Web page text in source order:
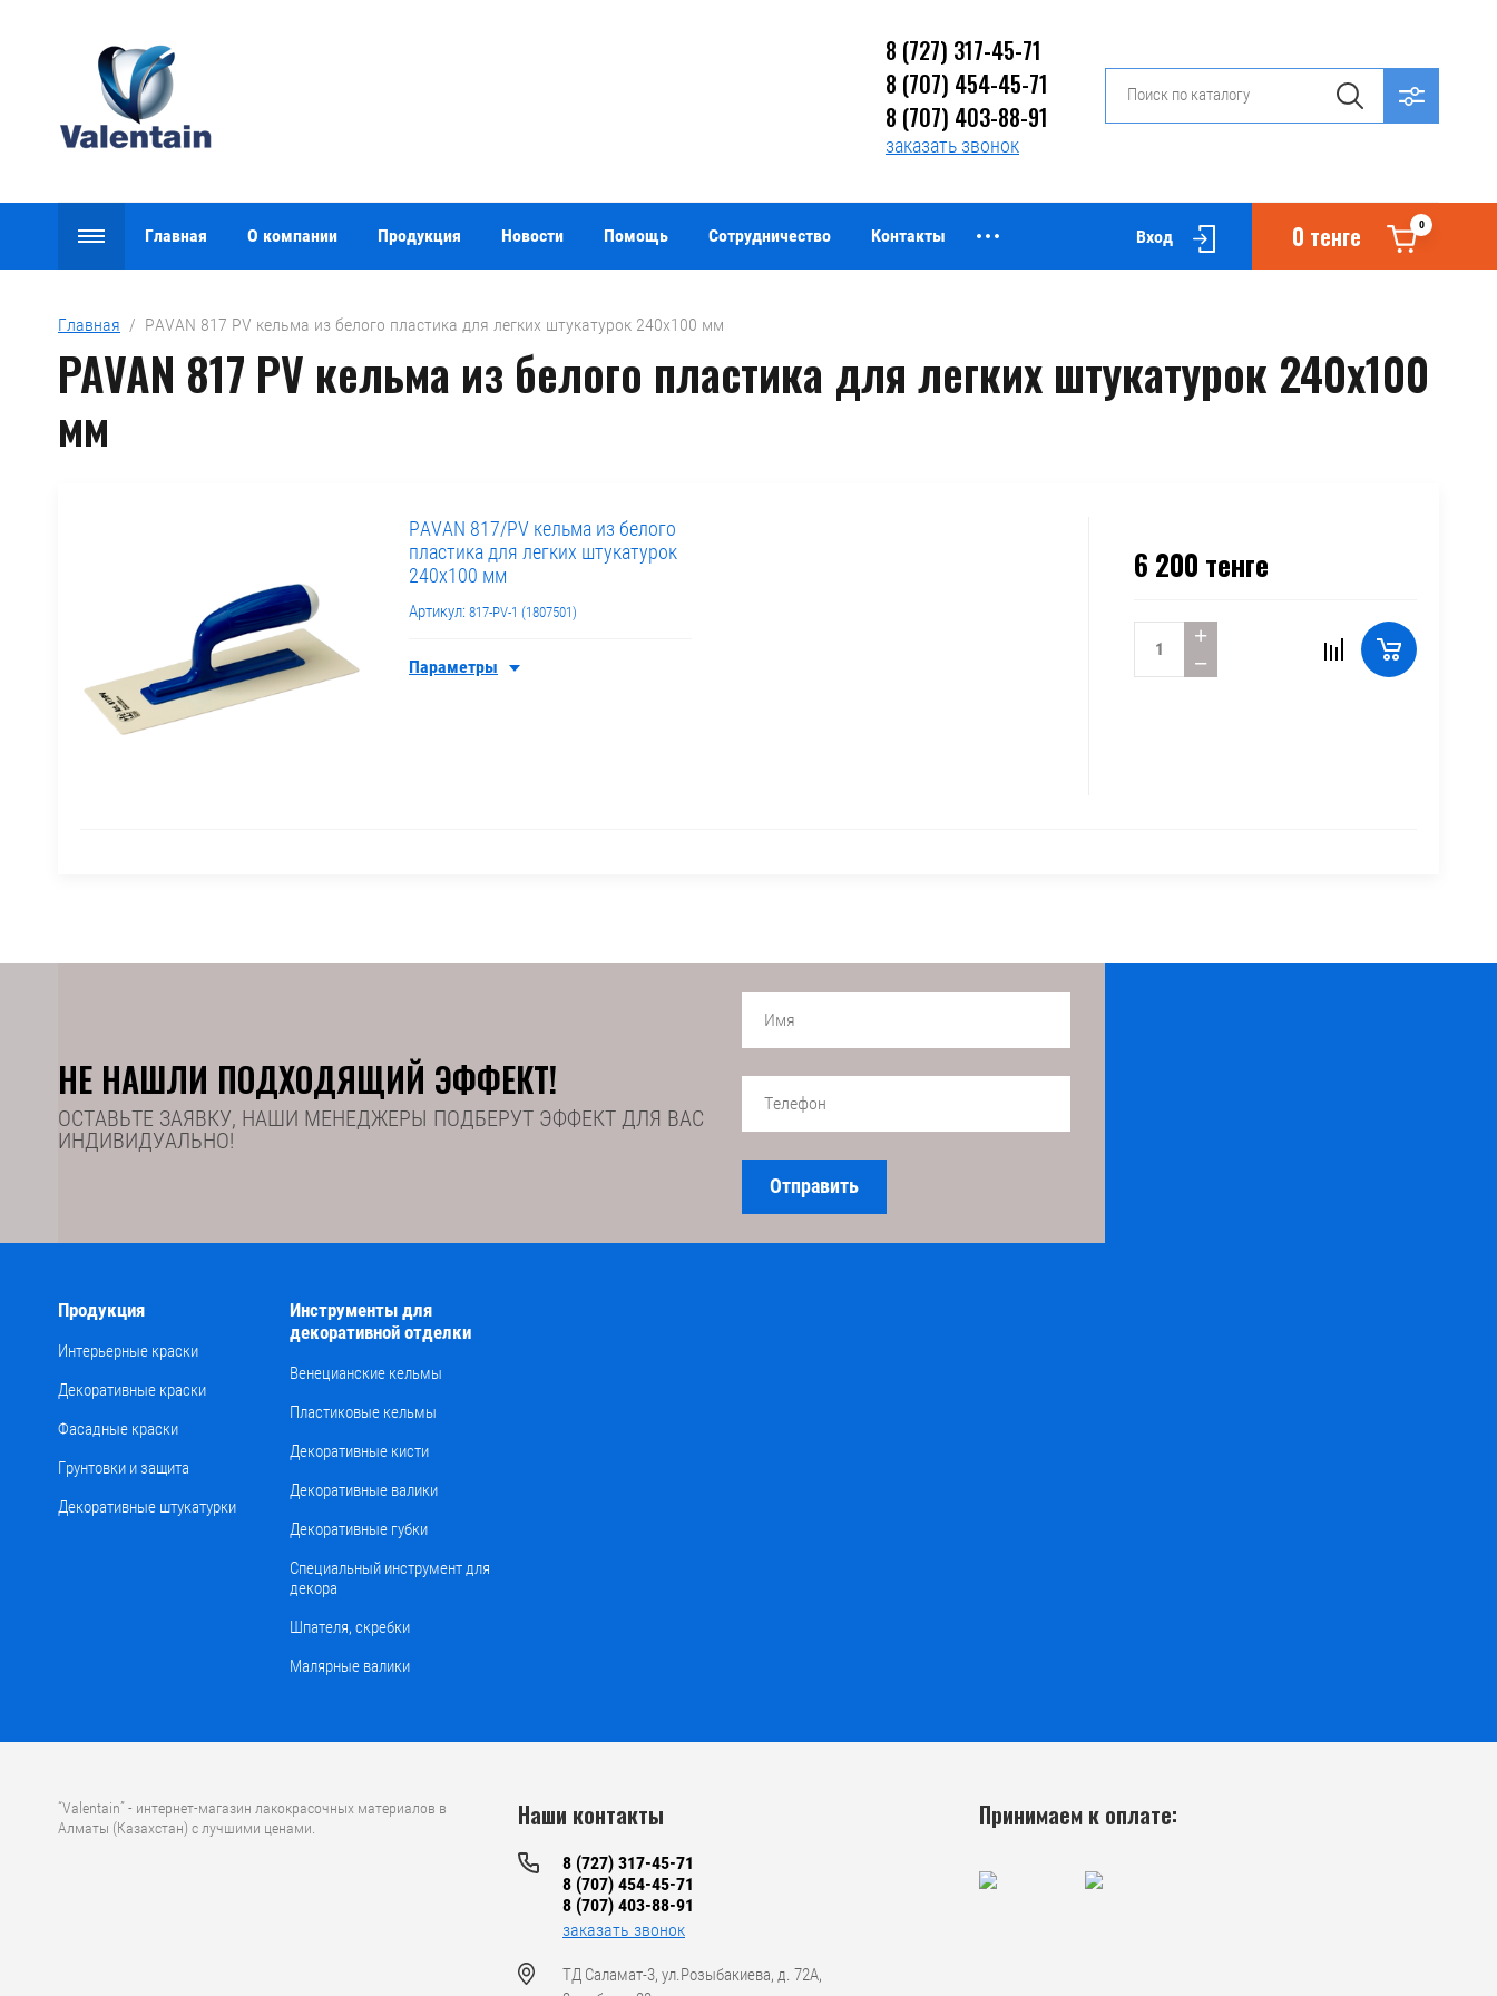
Главная О компании Продукция Новости Помощь Сотрудничество Контакты Вход 0 тенге 0
8 (727) 317-45-71
8 (707) 454-45-71
8 (707) 403-88-91
заказать звонок
Главная
  /  PAVAN 817 PV кельма из белого пластика для легких штукатурок 240х100 мм
PAVAN 817 PV кельма из белого пластика для легких штукатурок 240х100
мм
PAVAN 817/PV кельма из белого
пластика для легких штукатурок
240х100 мм
Артикул: 817-PV-1 (1807501)
Параметры
6 200 тенге
+
−
НЕ НАШЛИ ПОДХОДЯЩИЙ ЭФФЕКТ!
ОСТАВЬТЕ ЗАЯВКУ, НАШИ МЕНЕДЖЕРЫ ПОДБЕРУТ ЭФФЕКТ ДЛЯ ВАС
ИНДИВИДУАЛЬНО!
Отправить
Продукция
Интерьерные краски
Декоративные краски
Фасадные краски
Грунтовки и защита
Декоративные штукатурки
Инструменты для
декоративной отделки
Венецианские кельмы
Пластиковые кельмы
Декоративные кисти
Декоративные валики
Декоративные губки
Специальный инструмент для
декора
Шпателя, скребки
Малярные валики
“Valentain” - интернет-магазин лакокрасочных материалов в
Алматы (Казахстан) с лучшими ценами.
Наши контакты
8 (727) 317-45-71
8 (707) 454-45-71
8 (707) 403-88-91
заказать звонок
ТД Саламат-3, ул.Розыбакиева, д. 72А,
Принимаем к оплате: